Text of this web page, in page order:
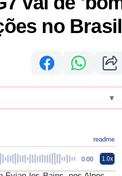
no Brasil
▾
readme
0:00 1.0x